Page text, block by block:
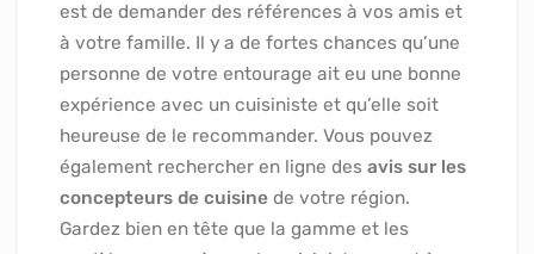
est de demander des références à vos amis et
à votre famille. Il y a de fortes chances qu’une
personne de votre entourage ait eu une bonne
expérience avec un cuisiniste et qu’elle soit
heureuse de le recommander. Vous pouvez
également rechercher en ligne des avis sur les
concepteurs de cuisine de votre région.
Gardez bien en tête que la gamme et les